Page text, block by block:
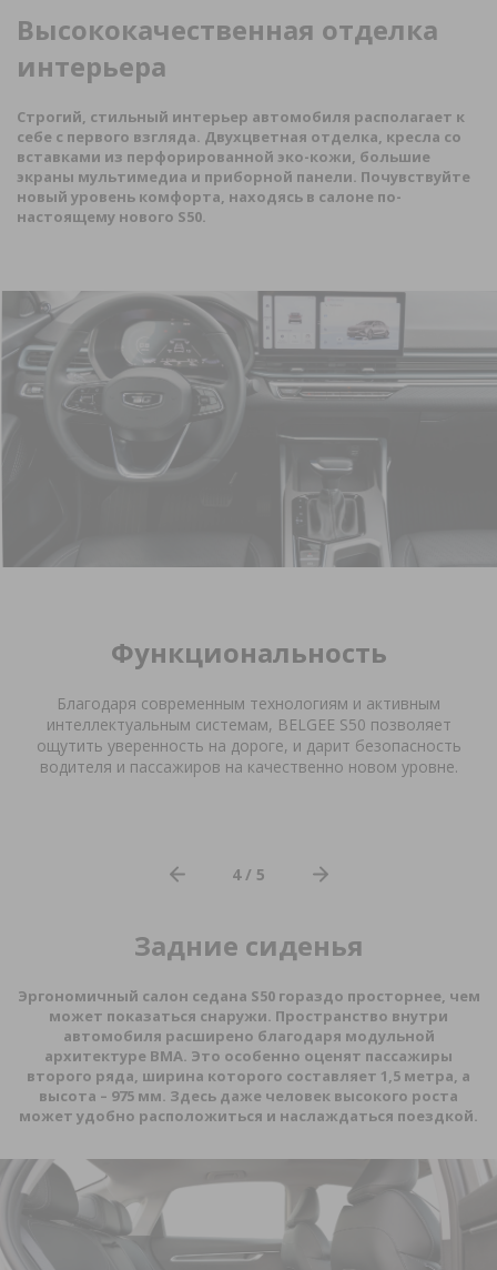
Высококачественная отделка
интерьера
Строгий, стильный интерьер автомобиля располагает к
себе с первого взгляда. Двухцветная отделка, кресла со
вставками из перфорированной эко-кожи, большие
экраны мультимедиа и приборной панели. Почувствуйте
новый уровень комфорта, находясь в салоне по-
настоящему нового S50.
Функциональность
Благодаря современным технологиям и активным
интеллектуальным системам, BELGEE S50 позволяет
ощутить уверенность на дороге, и дарит безопасность
водителя и пассажиров на качественно новом уровне.
4 / 5
Задние сиденья
Эргономичный салон седана S50 гораздо просторнее, чем
может показаться снаружи. Пространство внутри
автомобиля расширено благодаря модульной
архитектуре BMA. Это особенно оценят пассажиры
второго ряда, ширина которого составляет 1,5 метра, а
высота – 975 мм. Здесь даже человек высокого роста
может удобно расположиться и наслаждаться поездкой.